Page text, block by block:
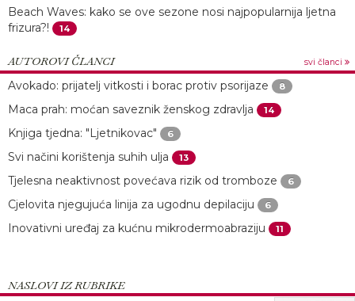
Beach Waves: kako se ove sezone nosi najpopularnija ljetna
frizura?!
14
AUTOROVI ČLANCI svi članci
Avokado: prijatelj vitkosti i borac protiv psorijaze 8
Maca prah: moćan saveznik ženskog zdravlja 14
Knjiga tjedna: "Ljetnikovac" 6
Svi načini korištenja suhih ulja 13
Tjelesna neaktivnost povećava rizik od tromboze 6
Cjelovita njegujuća linija za ugodnu depilaciju 6
Inovativni uređaj za kućnu mikrodermoabraziju 11
NASLOVI IZ RUBRIKE